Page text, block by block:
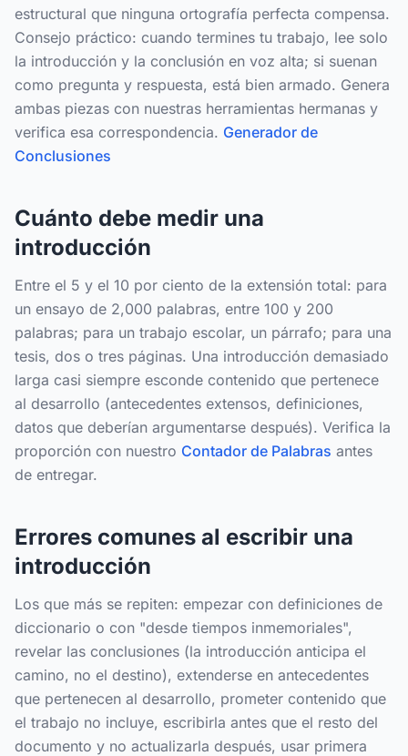
estructural que ninguna ortografía perfecta compensa.
Consejo práctico: cuando termines tu trabajo, lee solo
la introducción y la conclusión en voz alta; si suenan
como pregunta y respuesta, está bien armado. Genera
ambas piezas con nuestras herramientas hermanas y
verifica esa correspondencia. Generador de
Conclusiones
Cuánto debe medir una
introducción
Entre el 5 y el 10 por ciento de la extensión total: para
un ensayo de 2,000 palabras, entre 100 y 200
palabras; para un trabajo escolar, un párrafo; para una
tesis, dos o tres páginas. Una introducción demasiado
larga casi siempre esconde contenido que pertenece
al desarrollo (antecedentes extensos, definiciones,
datos que deberían argumentarse después). Verifica la
proporción con nuestro Contador de Palabras antes
de entregar.
Errores comunes al escribir una
introducción
Los que más se repiten: empezar con definiciones de
diccionario o con "desde tiempos inmemoriales",
revelar las conclusiones (la introducción anticipa el
camino, no el destino), extenderse en antecedentes
que pertenecen al desarrollo, prometer contenido que
el trabajo no incluye, escribirla antes que el resto del
documento y no actualizarla después, usar primera